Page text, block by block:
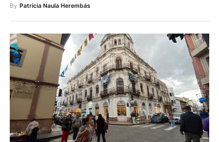
By Patricia Naula Herembás